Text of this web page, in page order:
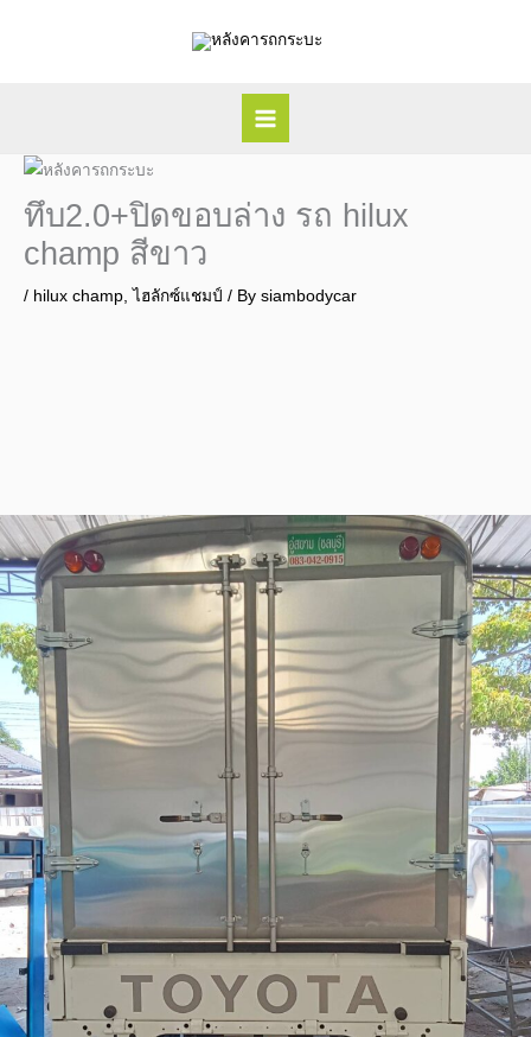
ทึบ2.0+ปิดขอบล่าง รถ hilux
champ สีขาว
/ hilux champ ไฮลักซ์แชมป์ / By siambodycar